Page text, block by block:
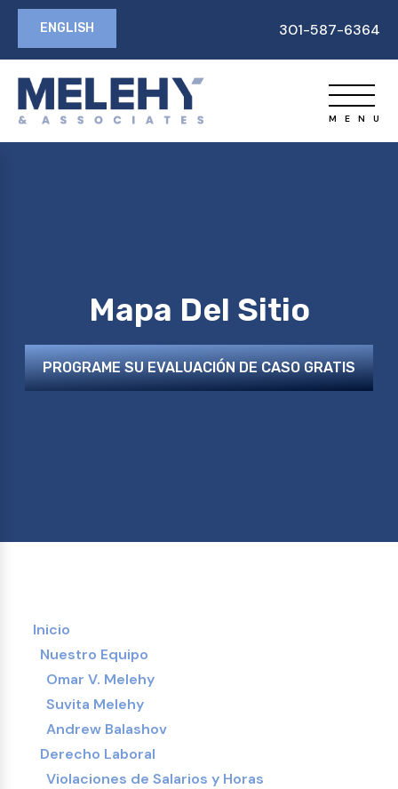
ENGLISH 301-587-6364
Mapa Del Sitio
PROGRAME SU EVALUACIÓN DE CASO GRATIS
Inicio
Nuestro Equipo
Omar V. Melehy
Suvita Melehy
Andrew Balashov
Derecho Laboral
Violaciones de Salarios y Horas